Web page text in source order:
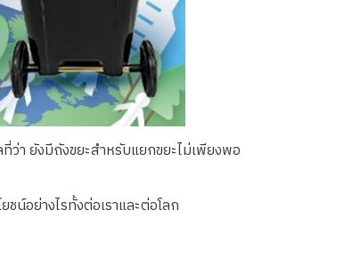
ว่า ยังมีถังขยะสำหรับแยกขยะไม่เพียงพอ
น์อย่างไรทั้งต่อเราและต่อโลก